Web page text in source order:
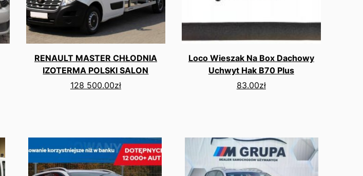
RENAULT MASTER CHŁODNIA
IZOTERMA POLSKI SALON
128 500.00zł
Loco Wieszak Na Box Dachowy
Uchwyt Hak B70 Plus
83.00zł